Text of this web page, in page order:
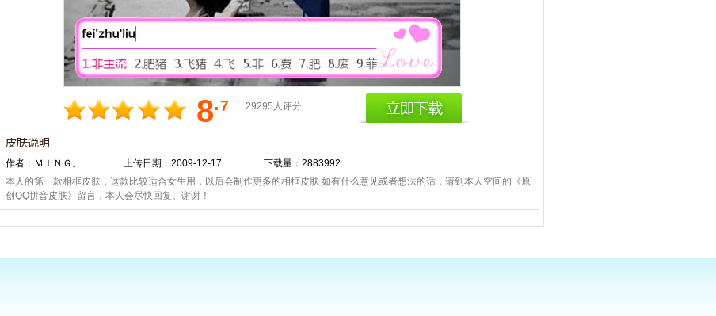
8.7 29295人评分
作者：ＭＩＮＧ。 上传日期：2009-12-17
下载量：2883992
本人的第一款相框皮肤，这款比较适合女生用，以后会制作更多的相框皮肤 如有什么意见或者想法的话，请到本人空间的《原
创QQ拼音皮肤》留言，本人会尽快回复。谢谢！